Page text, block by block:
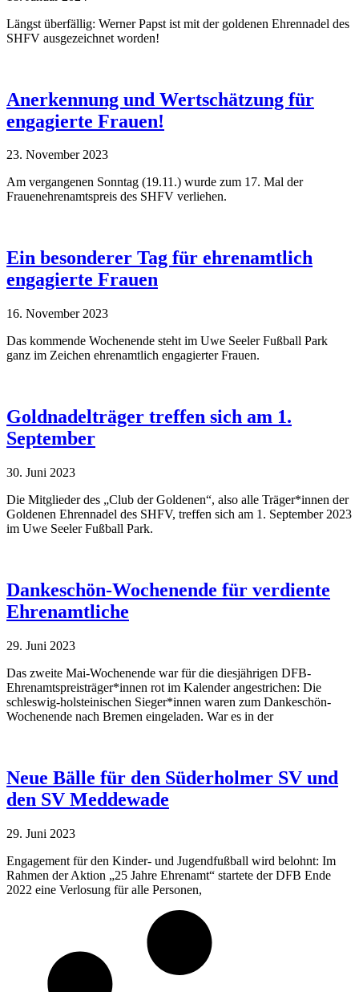
Längst überfällig: Werner Papst ist mit der goldenen Ehrennadel des
SHFV ausgezeichnet worden!
Anerkennung und Wertschätzung für
engagierte Frauen!
23. November 2023
Am vergangenen Sonntag (19.11.) wurde zum 17. Mal der
Frauenehrenamtspreis des SHFV verliehen.
Ein besonderer Tag für ehrenamtlich
engagierte Frauen
16. November 2023
Das kommende Wochenende steht im Uwe Seeler Fußball Park
ganz im Zeichen ehrenamtlich engagierter Frauen.
Goldnadelträger treffen sich am 1.
September
30. Juni 2023
Die Mitglieder des „Club der Goldenen“, also alle Träger*innen der
Goldenen Ehrennadel des SHFV, treffen sich am 1. September 2023
im Uwe Seeler Fußball Park.
Dankeschön-Wochenende für verdiente
Ehrenamtliche
29. Juni 2023
Das zweite Mai-Wochenende war für die diesjährigen DFB-
Ehrenamtspreisträger*innen rot im Kalender angestrichen: Die
schleswig-holsteinischen Sieger*innen waren zum Dankeschön-
Wochenende nach Bremen eingeladen. War es in der
Neue Bälle für den Süderholmer SV und
den SV Meddewade
29. Juni 2023
Engagement für den Kinder- und Jugendfußball wird belohnt: Im
Rahmen der Aktion „25 Jahre Ehrenamt“ startete der DFB Ende
2022 eine Verlosung für alle Personen,